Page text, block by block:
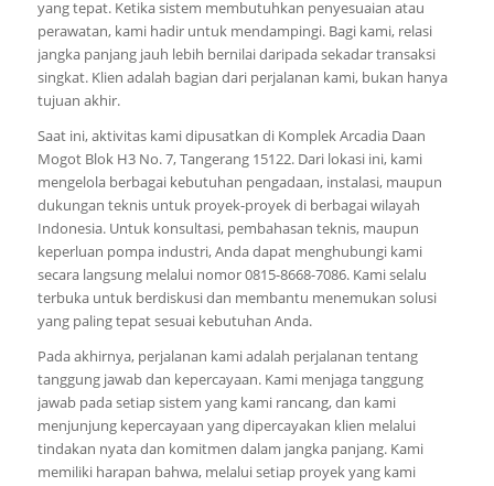
yang tepat. Ketika sistem membutuhkan penyesuaian atau
perawatan, kami hadir untuk mendampingi. Bagi kami, relasi
jangka panjang jauh lebih bernilai daripada sekadar transaksi
singkat. Klien adalah bagian dari perjalanan kami, bukan hanya
tujuan akhir.
Saat ini, aktivitas kami dipusatkan di Komplek Arcadia Daan
Mogot Blok H3 No. 7, Tangerang 15122. Dari lokasi ini, kami
mengelola berbagai kebutuhan pengadaan, instalasi, maupun
dukungan teknis untuk proyek-proyek di berbagai wilayah
Indonesia. Untuk konsultasi, pembahasan teknis, maupun
keperluan pompa industri, Anda dapat menghubungi kami
secara langsung melalui nomor 0815-8668-7086. Kami selalu
terbuka untuk berdiskusi dan membantu menemukan solusi
yang paling tepat sesuai kebutuhan Anda.
Pada akhirnya, perjalanan kami adalah perjalanan tentang
tanggung jawab dan kepercayaan. Kami menjaga tanggung
jawab pada setiap sistem yang kami rancang, dan kami
menjunjung kepercayaan yang dipercayakan klien melalui
tindakan nyata dan komitmen dalam jangka panjang. Kami
memiliki harapan bahwa, melalui setiap proyek yang kami